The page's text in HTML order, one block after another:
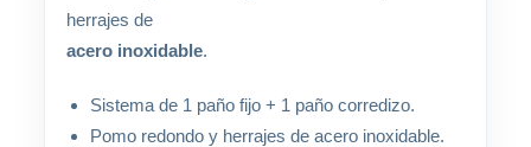
herrajes de
acero inoxidable.
Sistema de 1 paño fijo + 1 paño corredizo.
Pomo redondo y herrajes de acero inoxidable.